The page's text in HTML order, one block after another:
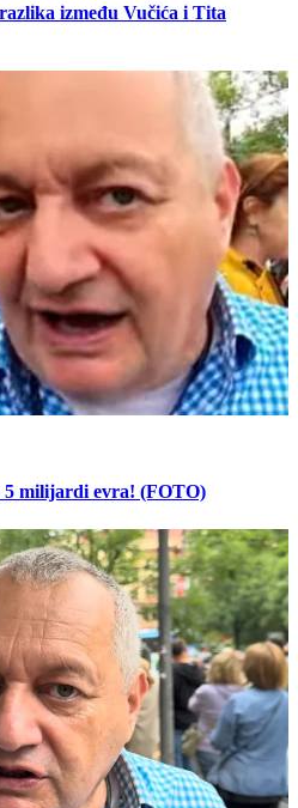
između Vučića i Tita
milijardi evra! (FOTO)